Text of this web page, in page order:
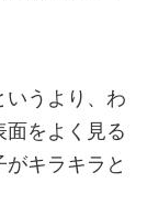
いうより、わ
をよく見る
キラキラと